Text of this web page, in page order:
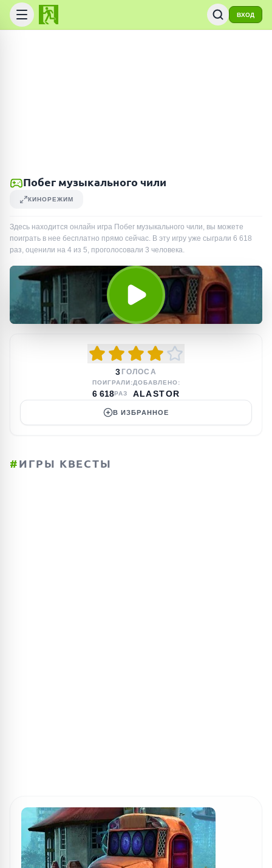
ВХОД
Побег музыкального чили
КИНОРЕЖИМ
Здесь находится онлайн игра Побег музыкального чили, вы можете
поиграть в нее бесплатно прямо сейчас. В эту игру уже сыграли 6 618
раз, оценили на 4 из 5, проголосовали 3 человека.
3 ГОЛОСА
ПОИГРАЛИ:
6 618РАЗ
ДОБАВЛЕНО:
ALASTOR
В ИЗБРАННОЕ
#ИГРЫ КВЕСТЫ